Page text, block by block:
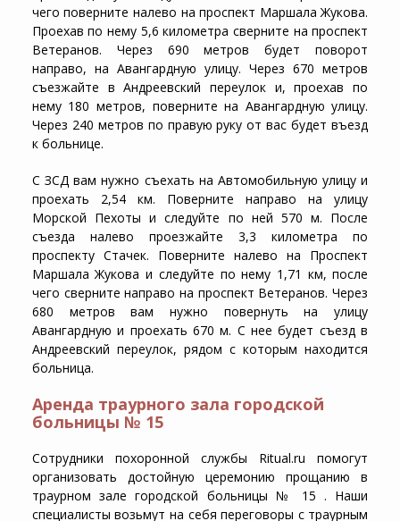
чего поверните налево на проспект Маршала Жукова.
Проехав по нему 5,6 километра сверните на проспект
Ветеранов. Через 690 метров будет поворот
направо, на Авангардную улицу. Через 670 метров
съезжайте в Андреевский переулок и, проехав по
нему 180 метров, поверните на Авангардную улицу.
Через 240 метров по правую руку от вас будет въезд
к больнице.
С ЗСД вам нужно съехать на Автомобильную улицу и
проехать 2,54 км. Поверните направо на улицу
Морской Пехоты и следуйте по ней 570 м. После
съезда налево проезжайте 3,3 километра по
проспекту Стачек. Поверните налево на Проспект
Маршала Жукова и следуйте по нему 1,71 км, после
чего сверните направо на проспект Ветеранов. Через
680 метров вам нужно повернуть на улицу
Авангардную и проехать 670 м. С нее будет съезд в
Андреевский переулок, рядом с которым находится
больница.
Аренда траурного зала городской
больницы № 15
Сотрудники похоронной службы Ritual.ru помогут
организовать достойную церемонию прощанию в
траурном зале городской больницы № 15 . Наши
специалисты возьмут на себя переговоры с траурным